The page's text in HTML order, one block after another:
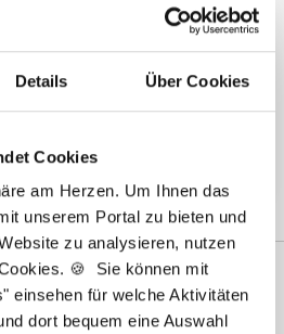
Details Über Cookies
Cookies
am Herzen. Um Ihnen das
unserem Portal zu bieten und
zu analysieren, nutzen
🍪 Sie können mit
einsehen für welche Aktivitäten
dort bequem eine Auswahl
🌟
Assistent (PTA) (m/w/d)
Dahme-Spreewald